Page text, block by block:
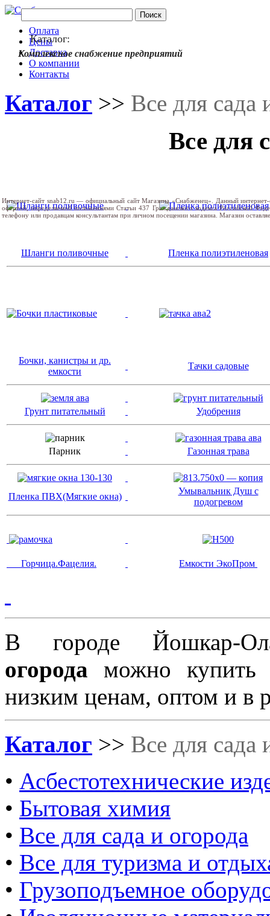
Оплата
Цены
Доставка
О компании
Контакты
Комплексное снабжение предприятий
Каталог >> Все для сада
Все для
Шланги поливочные Пленка полиэтиленовая
Бочки, канистры и др.
емкости
Тачки садовые
Грунт питательный Удобрения
Парник Газонная трава
Пленка ПВХ(Мягкие окна)
Умывальник Душ с
подогревом
Горчица.Фацелия. Емкости ЭкоПром
В городе Йошкар-
огородаможно купить
низким ценам, оптом и в
Каталог >> Все для сада
Каталог:
• Асбестотехнические
• Бытовая химия
• Все для сада и огорода
• Все для туризма и
• Грузоподъемное
Интернет-сайт snab12.ru — официальный сайт Магазина «Снабженец». Данный
офертой, определяемой положениями Статьи 437 Гражданского кодекса Российской
телефону или продавцам консультантам при личном посещении магазина. Магазин